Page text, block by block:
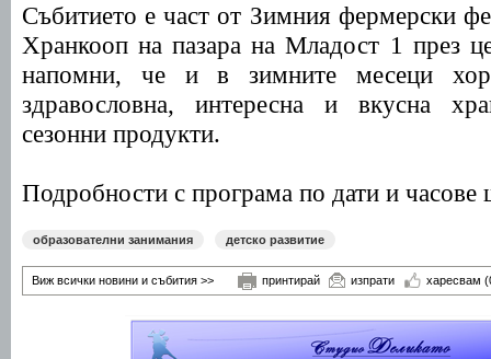
Събитието е част от Зимния фермерски
Хранкооп на пазара на Младост 1 през
напомни, че и в зимните месеци
здравословна, интересна и вкусна
сезонни продукти.
Подробности с програма по дати и часове
образователни занимания детско развитие
Виж всички новини и събития >> принтирай изпрати харесвам